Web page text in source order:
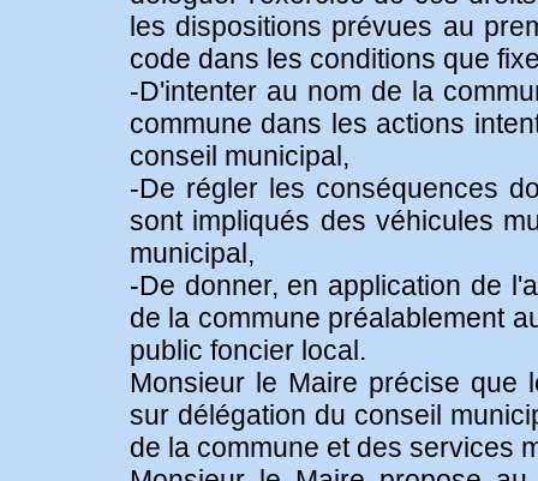
les dispositions prévues au
code dans les conditions que
-D'intenter au nom de la
commune dans les actions
conseil municipal,
-De régler les conséquences
sont impliqués des véhicules
municipal,
-De donner, en application de
de la commune préalablement
public foncier local.
Monsieur le Maire précise que
sur délégation du conseil
de la commune et des services